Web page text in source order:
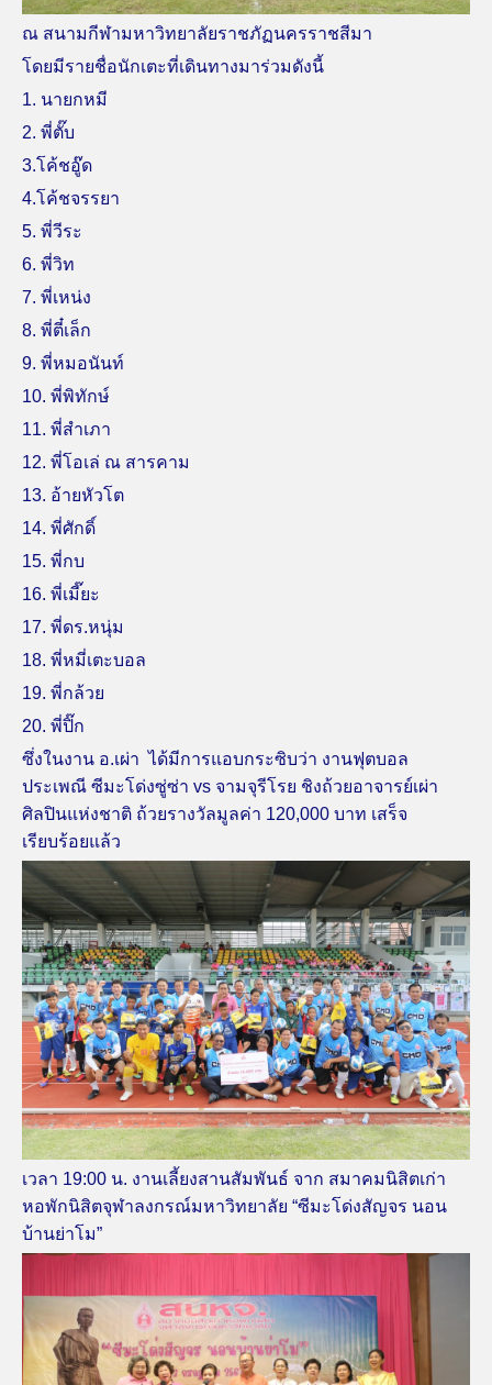
ณ สนามกีฬามหาวิทยาลัยราชภัฏนครราชสีมา
โดยมีรายชื่อนักเตะที่เดินทางมาร่วมดังนี้
1. นายกหมี
2. พี่ตั๊บ
3.โค้ชอู๊ด
4.โค้ชจรรยา
5. พี่วีระ
6. พี่วิท
7. พี่เหน่ง
8. พี่ตี๋เล็ก
9. พี่หมอนันท์
10. พี่พิทักษ์
11. พี่สำเภา
12. พี่โอเล่ ณ สารคาม
13. อ้ายหัวโต
14. พี่ศักดิ์
15. พี่กบ
16. พี่เมี๊ยะ
17. พี่ดร.หนุ่ม
18. พี่หมี่เตะบอล
19. พี่กล้วย
20. พี่ปิ๊ก
ซึ่งในงาน อ.เผ่า ได้มีการแอบกระซิบว่า งานฟุตบอล
ประเพณี ซีมะโด่งซู่ซ่า vs จามจุรีโรย ชิงถ้วยอาจารย์เผ่า
ศิลปินแห่งชาติ ถ้วยรางวัลมูลค่า 120,000 บาท เสร็จ
เรียบร้อยแล้ว
เวลา 19:00 น. งานเลี้ยงสานสัมพันธ์ จาก สมาคมนิสิตเก่า
หอพักนิสิตจุฬาลงกรณ์มหาวิทยาลัย “ซีมะโด่งสัญจร นอน
บ้านย่าโม”